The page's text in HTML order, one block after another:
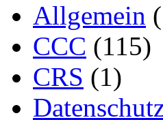
Allgemein
CCC (115)
CRS (1)